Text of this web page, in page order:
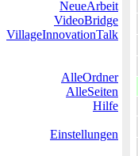
NeueArbeit
VideoBridge
VillageInnovationTalk
AlleOrdner
AlleSeiten
Hilfe
Einstellungen